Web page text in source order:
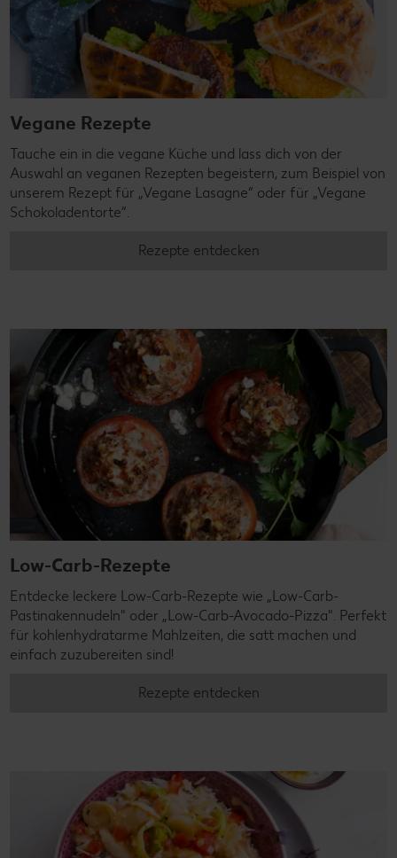
Vegane Rezepte
Tauche ein in die vegane Küche und lass dich von der
Auswahl an veganen Rezepten begeistern, zum Beispiel von
unserem Rezept für „Vegane Lasagne“ oder für „Vegane
Schokoladentorte“.
Rezepte entdecken
Low-Carb-Rezepte
Entdecke leckere Low-Carb-Rezepte wie „Low-Carb-
Pastinakennudeln" oder „Low-Carb-Avocado-Pizza". Perfekt
für kohlenhydratarme Mahlzeiten, die satt machen und
einfach zuzubereiten sind!
Rezepte entdecken